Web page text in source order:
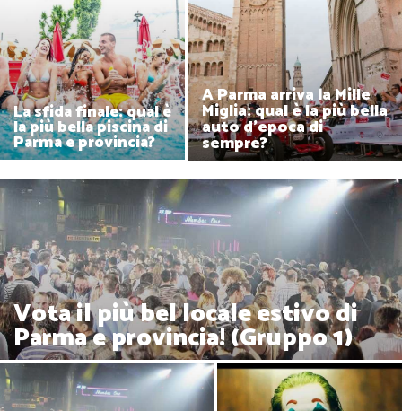
La sfida finale: qual è
la più bella piscina di
Parma e provincia?
A Parma arriva la Mille
Miglia: qual è la più bella
auto d'epoca di
sempre?
Vota il più bel locale estivo di
Parma e provincia! (Gruppo 1)